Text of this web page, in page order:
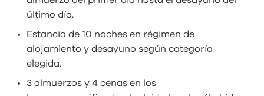
último día.
Estancia de 10 noches en régimen de
alojamiento y desayuno según categoría
elegida.
3 almuerzos y 4 cenas en los